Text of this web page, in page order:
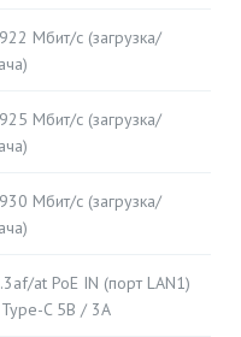
Мбит/с (загрузка/
Мбит/с (загрузка/
Мбит/с (загрузка/
at PoE IN (порт LAN1)
C 5В / 3А